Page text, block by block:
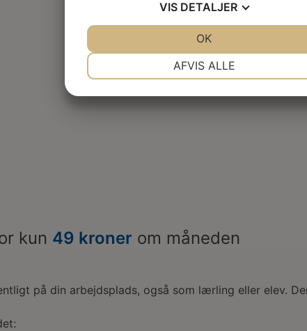
kun 49 kroner om måneden
på din arbejdsplads, også som lærling eller elev.
VIS DETALJER
AFVIS ALLE
OK